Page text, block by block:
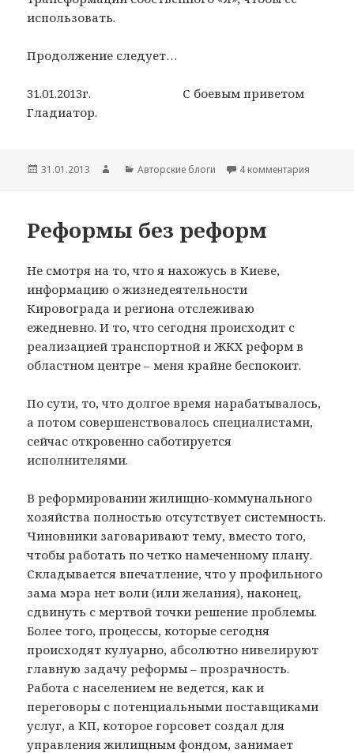
использовать.
Продолжение следует…
31.01.2013г. С боевым приветом
Гладиатор.
Опубликовано
31.01.2013 АвторРубрики
Авторские блоги 4 комментария
Реформы без реформ
Не смотря на то, что я нахожусь в Киеве,
информацию о жизнедеятельности
Кировограда и региона отслеживаю
ежедневно. И то, что сегодня происходит с
реализацией транспортной и ЖКХ реформ в
областном центре – меня крайне беспокоит.
По сути, то, что долгое время нарабатывалось,
а потом совершенствовалось специалистами,
сейчас откровенно саботируется
исполнителями.
В реформировании жилищно-коммунального
хозяйства полностью отсутствует системность.
Чиновники заговаривают тему, вместо того,
чтобы работать по четко намеченному плану.
Складывается впечатление, что у профильного
зама мэра нет воли (или желания), наконец,
сдвинуть с мертвой точки решение проблемы.
Более того, процессы, которые сегодня
происходят кулуарно, абсолютно нивелируют
главную задачу реформы – прозрачность.
Работа с населением не ведется, как и
переговоры с потенциальными поставщиками
услуг, а КП, которое горсовет создал для
управления жилищным фондом, занимает